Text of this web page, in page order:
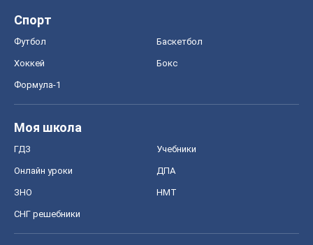
Спорт
Футбол Баскетбол
Хоккей Бокс
Формула-1
Моя школа
ГДЗ Учебники
Онлайн уроки ДПА
ЗНО НМТ
СНГ решебники